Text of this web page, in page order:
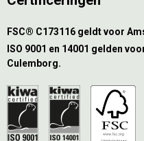
FSC® C173116 geldt voor
ISO 9001 en 14001 gelden
Culemborg.